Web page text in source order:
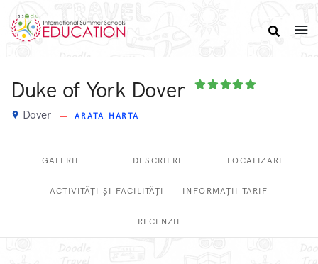
Duke of York Dover
place Dover ARATA HARTA
GALERIE DESCRIERE LOCALIZARE
ACTIVITĂȚI ȘI FACILITĂȚI INFORMAȚII TARIF
RECENZII